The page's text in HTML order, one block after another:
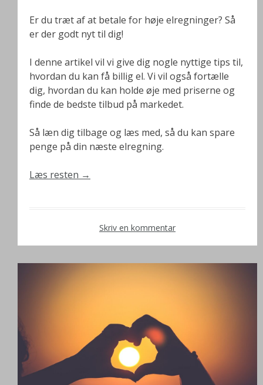
Er du træt af at betale for høje elregninger? Så
er der godt nyt til dig!
I denne artikel vil vi give dig nogle nyttige tips til,
hvordan du kan få billig el. Vi vil også fortælle
dig, hvordan du kan holde øje med priserne og
finde de bedste tilbud på markedet.
Så læn dig tilbage og læs med, så du kan spare
penge på din næste elregning.
Læs resten →
Skriv en kommentar